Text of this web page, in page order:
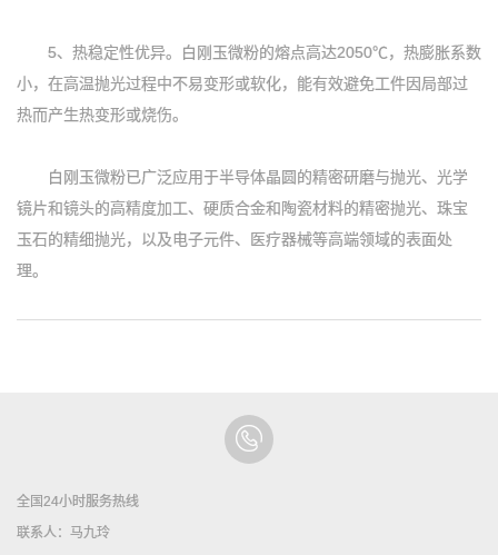
5、热稳定性优异‌。白刚玉微粉的熔点高达2050℃，热膨胀系数
小，在高温抛光过程中不易变形或软化，能有效避免工件因局部过
热而产生热变形或烧伤。
白刚玉微粉已广泛应用于半导体晶圆的精密研磨与抛光、光学
镜片和镜头的高精度加工、硬质合金和陶瓷材料的精密抛光、珠宝
玉石的精细抛光，以及电子元件、医疗器械等高端领域的表面处
理。
全国24小时服务热线
联系人：马九玲